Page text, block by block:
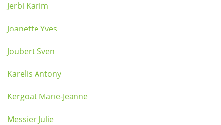
Jerbi Karim
Joanette Yves
Joubert Sven
Karelis Antony
Kergoat Marie-Jeanne
Messier Julie